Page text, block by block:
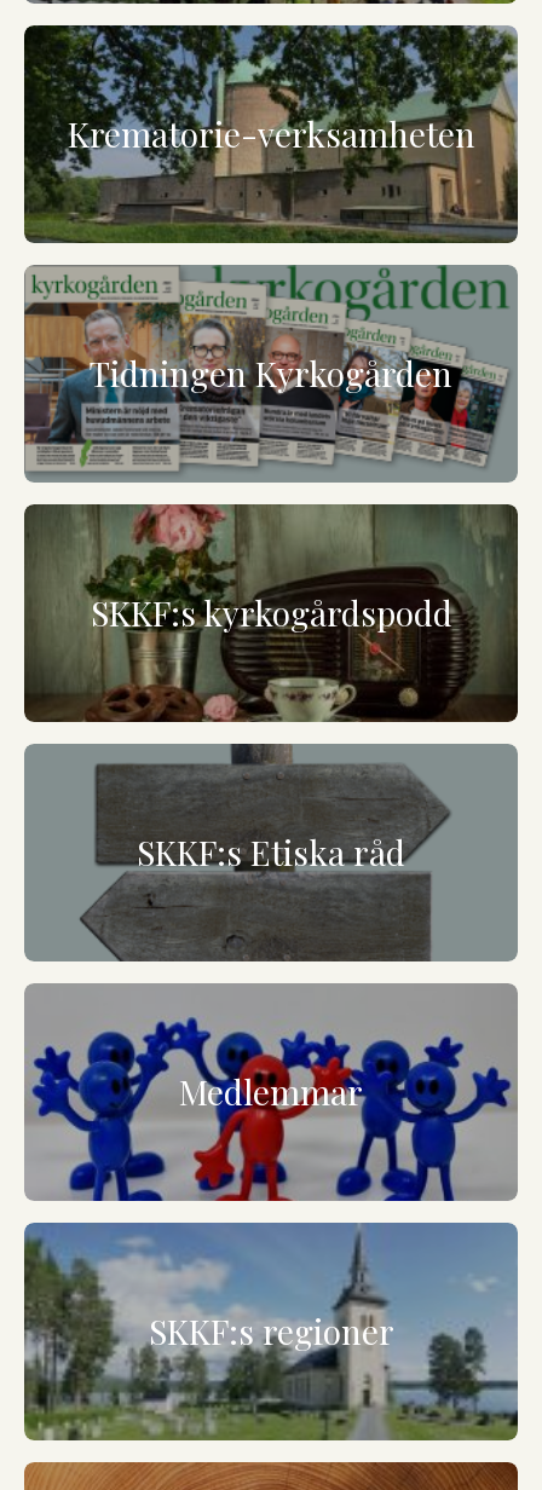
Krematorie-verksamheten
Tidningen Kyrkogården
SKKF:s kyrkogårdspodd
SKKF:s Etiska råd
Medlemmar
SKKF:s regioner